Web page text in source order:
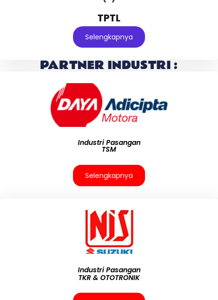
TPTL
Selengkapnya
PARTNER INDUSTRI :
Industri Pasangan
TSM
Selengkapnya
Industri Pasangan
TKR & OTOTRONIK